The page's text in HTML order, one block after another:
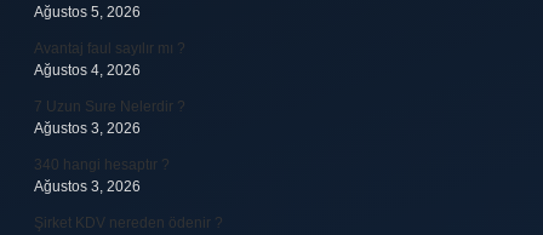
Ağustos 5, 2026
Avantaj faul sayılır mı ?
Ağustos 4, 2026
7 Uzun Sure Nelerdir ?
Ağustos 3, 2026
340 hangi hesaptır ?
Ağustos 3, 2026
Şirket KDV nereden ödenir ?